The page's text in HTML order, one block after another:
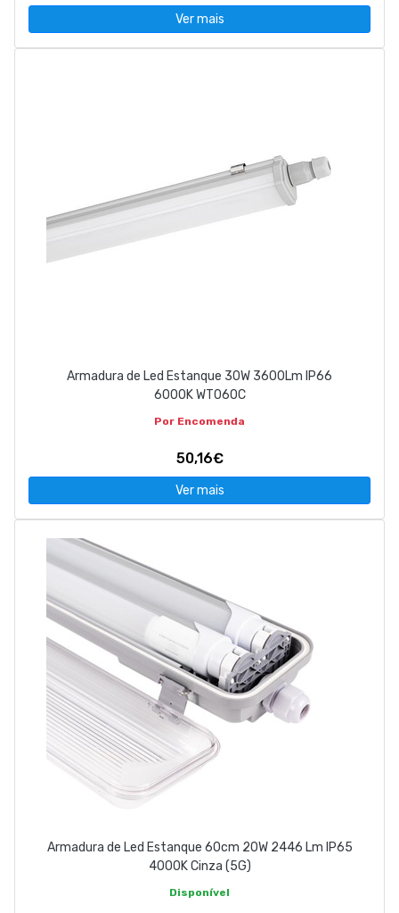
Ver mais
Armadura de Led Estanque 30W 3600Lm IP66
6000K WT060C
Por Encomenda
50,16€
Ver mais
Armadura de Led Estanque 60cm 20W 2446 Lm IP65
4000K Cinza (5G)
Disponível